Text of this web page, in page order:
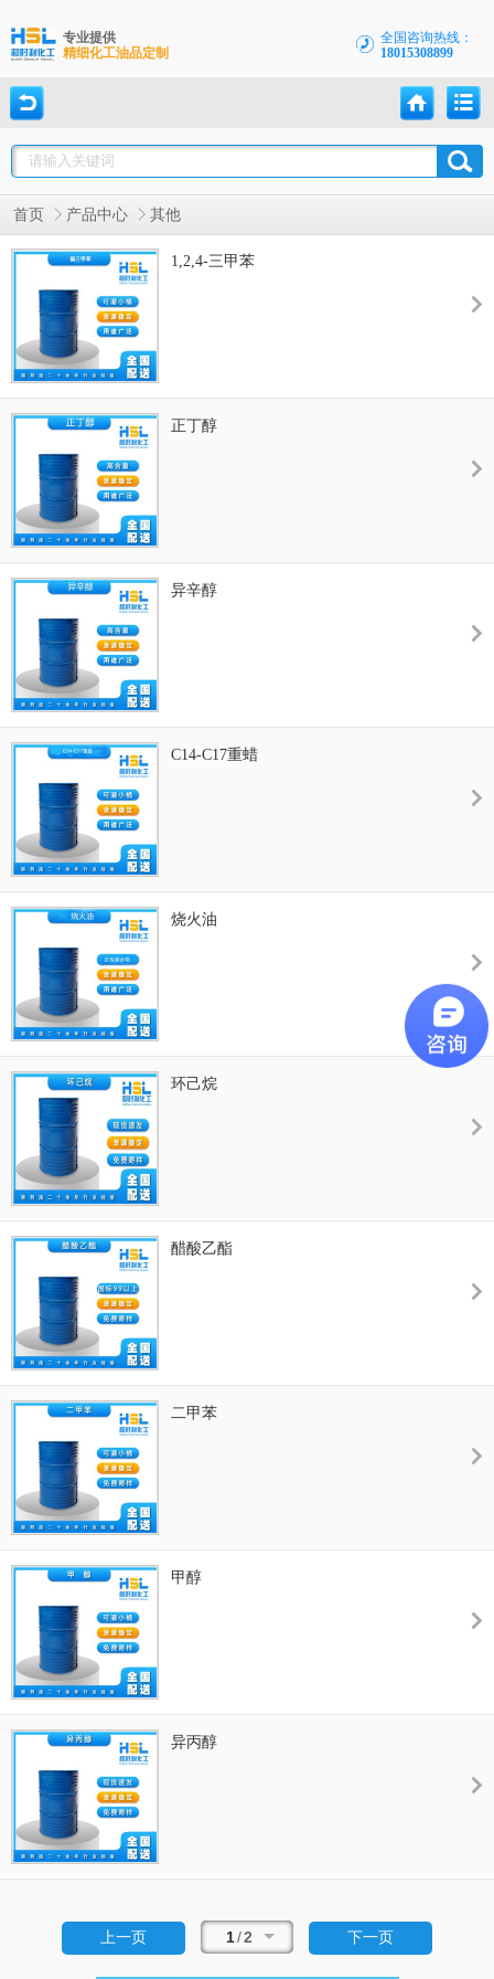
全国咨询热线：
18015308899
专业提供
精细化工油品定制
首页 产品中心 其他
1,2,4-三甲苯
正丁醇
异辛醇
C14-C17重蜡
烧火油
环己烷
醋酸乙酯
二甲苯
甲醇
异丙醇
上一页 1/2 下一页